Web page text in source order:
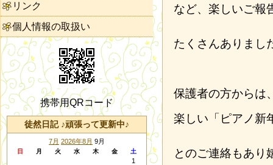
など、楽しいご報
たくさんありまし
保護者の方からは
楽しい「ピアノ新
とのご連絡もあり
リンク
個人情報の取扱い
携帯用QRコード
徒然日記 ♪頑張って更新中♪
7月 2026年8月 9月
日 月 火 水 木 金 土
1